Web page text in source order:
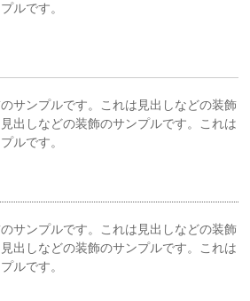
ルです。
サンプルです。これは見出しなどの装飾
出しなどの装飾のサンプルです。これは
ルです。
サンプルです。これは見出しなどの装飾
出しなどの装飾のサンプルです。これは
ルです。